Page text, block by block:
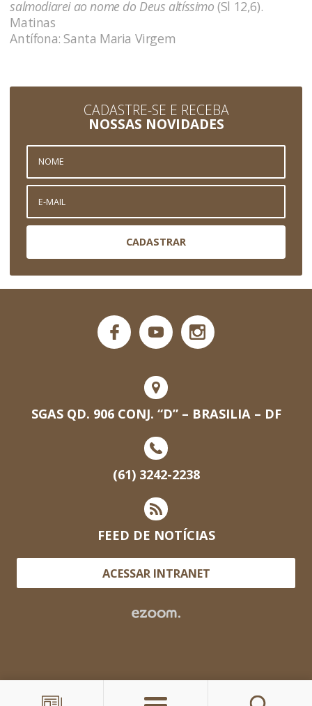
salmodiarei ao nome do Deus altíssimo(Sl 12,6).
Matinas
Antífona: Santa Maria Virgem
CADASTRE-SE E RECEBA
NOSSAS NOVIDADES
CADASTRAR
SGAS QD. 906 CONJ. “D” – BRASILIA – DF
(61) 3242-2238
FEED DE NOTÍCIAS
ACESSAR INTRANET